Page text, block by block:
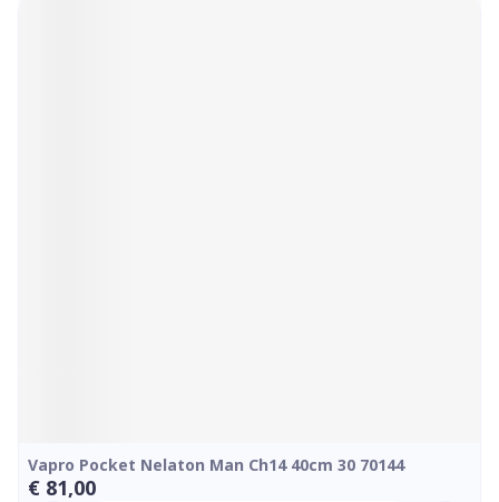
Vapro Pocket Nelaton Man Ch14 40cm 30 70144
€ 81,00